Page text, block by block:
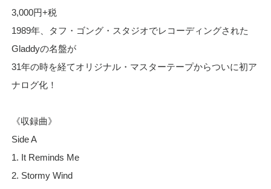
3,000円+税
1989年、タフ・ゴング・スタジオでレコーディングされた
Gladdyの名盤が
31年の時を経てオリジナル・マスターテープからついに初ア
ナログ化！
《収録曲》
Side A
1. It Reminds Me
2. Stormy Wind